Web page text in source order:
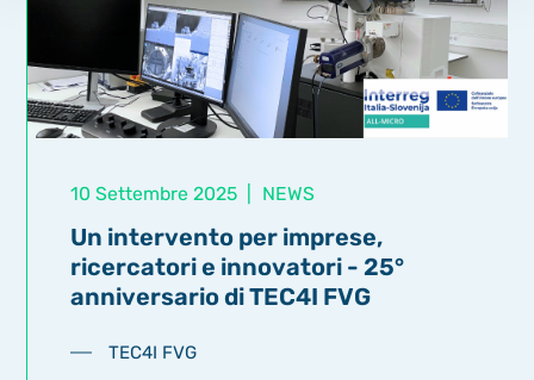
10 Settembre 2025 NEWS
Un intervento per imprese,
ricercatori e innovatori - 25°
anniversario di TEC4I FVG
TEC4I FVG